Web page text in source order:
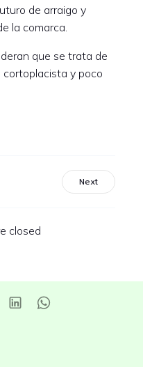
de arraigo y
la comarca.
que se trata de
cortoplacista y poco
Next
closed